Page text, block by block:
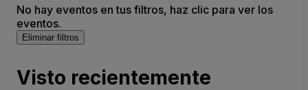
No hay eventos en tus filtros, haz clic para ver los
eventos.
Eliminar filtros
Visto recientemente